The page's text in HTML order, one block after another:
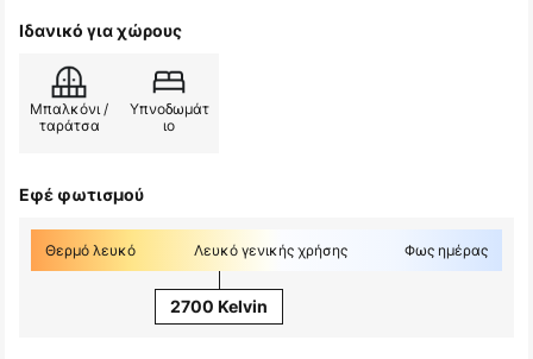
Ιδανικό για χώρους
Μπαλκόνι /
ταράτσα
Υπνοδωμάτ
ιο
Εφέ φωτισμού
Θερμό λευκό Λευκό γενικής χρήσης Φως ημέρας
2700 Kelvin